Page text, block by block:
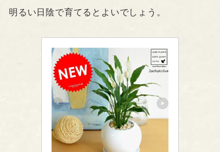
明るい日陰で育てるとよいでしょう。